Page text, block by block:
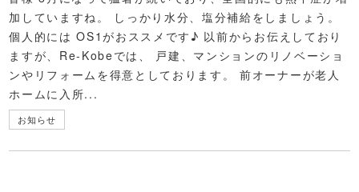
加していますね。 しっかり水分、塩分補給をしましょう。
個人的には OS1がおススメです♪ 以前からお伝えしており
ますが、Re-Kobeでは、 戸建、マンションのリノベーショ
ンやリフォームを得意としております。 前オーナーが老人
ホームに入所...
お知らせ